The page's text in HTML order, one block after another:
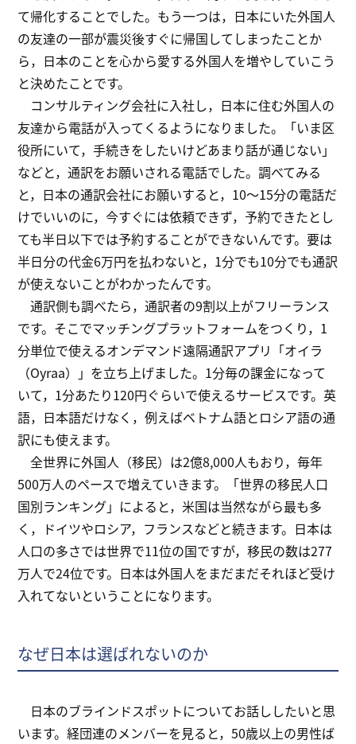
て帰化することでした。もう一つは，日本にいた外国人
の友達の一部が震災後すぐに帰国してしまったことか
ら，日本のことを心から愛する外国人を増やしていこう
と決めたことです。
コンサルティング会社に入社し，日本に住む外国人の
友達から電話が入ってくるようになりました。「いま区
役所にいて，手続きをしたいけどあまり話が通じない」
などと，通訳をお願いされる電話でした。調べてみる
と，日本の通訳会社にお願いすると，10～15分の電話だ
けでいいのに，今すぐには依頼できず，予約できたとし
ても半日以下では予約することができないんです。要は
半日分の代金6万円を払わないと，1分でも10分でも通訳
が使えないことがわかったんです。
通訳側も調べたら，通訳者の9割以上がフリーランス
です。そこでマッチングプラットフォームをつくり，1
分単位で使えるオンデマンド遠隔通訳アプリ「オイラ
（Oyraa）」を立ち上げました。1分毎の課金になって
いて，1分あたり120円ぐらいで使えるサービスです。英
語，日本語だけなく，例えばベトナム語とロシア語の通
訳にも使えます。
全世界に外国人（移民）は2億8,000人もおり，毎年
500万人のペースで増えていきます。「世界の移民人口
国別ランキング」によると，米国は当然ながら最も多
く，ドイツやロシア，フランスなどと続きます。日本は
人口の多さでは世界で11位の国ですが，移民の数は277
万人で24位です。日本は外国人をまだまだそれほど受け
入れてないということになります。
なぜ日本は選ばれないのか
日本のブラインドスポットについてお話ししたいと思
います。経団連のメンバーを見ると，50歳以上の男性ば